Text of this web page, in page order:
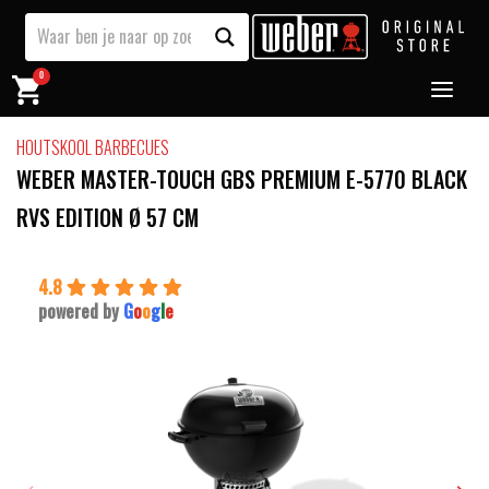
0
HOUTSKOOL BARBECUES
WEBER MASTER-TOUCH GBS PREMIUM E-5770 BLACK
RVS EDITION Ø 57 CM
4.8
powered by Google